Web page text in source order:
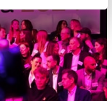
identifizieren
Ihre persönlichen Daten
Sie Ihre Präferenzen im
und Anzeigen zu
soziale Medien anbieten